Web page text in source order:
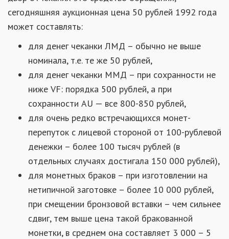
сегодняшняя аукционная цена 50 рублей 1992 года
может составлять:
для денег чеканки ЛМД – обычно не выше
номинала, т.е. те же 50 рублей,
для денег чеканки ММД – при сохранности не
ниже VF: порядка 500 рублей, а при
сохранности AU — все 800-850 рублей,
для очень редко встречающихся монет-
перепуток с лицевой стороной от 100-рублевой
денежки – более 100 тысяч рублей (в
отдельных случаях достигала 150 000 рублей),
для монетных браков – при изготовлении на
нетипичной заготовке – более 10 000 рублей,
при смещении бронзовой вставки – чем сильнее
сдвиг, тем выше цена такой бракованной
монетки, в среднем она составляет 3 000 – 5